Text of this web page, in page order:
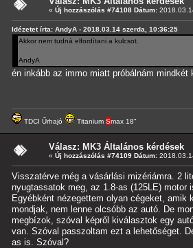
« Új hozzászólás #74108 Dátum:
Idézetet írta: AndyA - 2018.03.14 szerda, 10:36:25
Akkor nem tudná elfordítani a kulcsot.
AndyA
én inkább az immo miatt próbálnám mindkét
TDCI Űrhajó Titanium Smax 18"
Válasz: MK3 Általános kérdések
« Új hozzászólás #74109 Dátum:
Visszatérve még a vásárlási mizériámra. 2
nyugtassatok meg, az 1.8-as (125LE) motor
Egyébként nézegettem olyan cégeket,
mondjak, nem lenne olcsóbb az autó. De
megbízok, szóval képről kiválasztok egy
van. Szóval passzoltam ezt a lehetőséget.
as is. Szóval?